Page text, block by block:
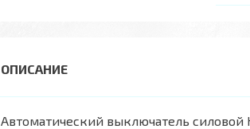
Автоматический выключатель силовой